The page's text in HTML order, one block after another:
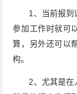
1、当前报到
参加工作时就可
算，另外还可以
构。
2、尤其是在